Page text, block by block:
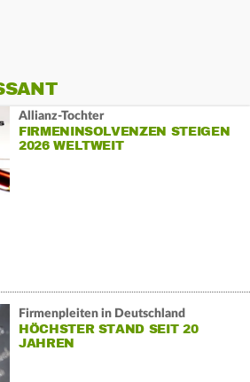
Allianz-Tochter
FIRMENINSOLVENZEN STEIGEN
2026 WELTWEIT
Firmenpleiten in Deutschland
HÖCHSTER STAND SEIT 20
JAHREN